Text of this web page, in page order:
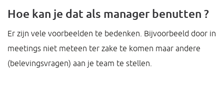
Hoe kan je dat als manager benutten ?
Er zijn vele voorbeelden te bedenken. Bijvoorbeeld door in
meetings niet meteen ter zake te komen maar andere
(belevingsvragen) aan je team te stellen.